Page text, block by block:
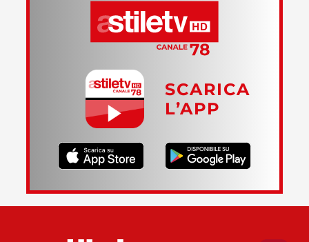
SCARICA
L’APP